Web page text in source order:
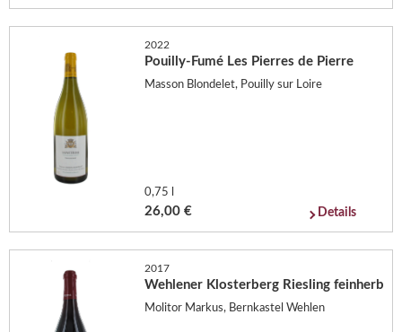
2022
Pouilly-Fumé Les Pierres de Pierre
Masson Blondelet, Pouilly sur Loire
0,75 l
26,00 € Details
2017
Wehlener Klosterberg Riesling feinherb
Molitor Markus, Bernkastel Wehlen